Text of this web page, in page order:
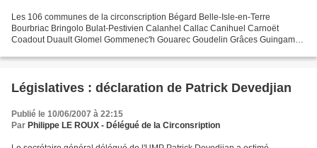
Les 106 communes de la circonscription Bégard Belle-Isle-en-Terre
Bourbriac Bringolo Bulat-Pestivien Calanhel Callac Canihuel Carnoët
Coadout Duault Glomel Gommenec'h Gouarec Goudelin Grâces Guingamp
Législatives : déclaration de Patrick Devedjian
Publié le 10/06/2007 à 22:15
Par Philippe LE ROUX - Délégué de la Circonsription